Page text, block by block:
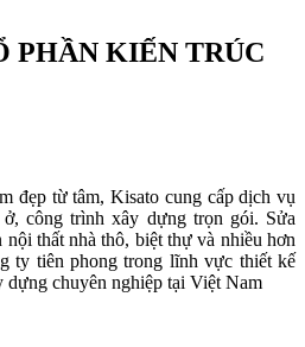
PHẦN KIẾN TRÚC
đẹp từ tâm, Kisato cung cấp dịch vụ
công trình xây dựng trọn gói. Sửa
nội thất nhà thô, biệt thự và nhiều hơn
ty tiên phong trong lĩnh vực thiết kế
dựng chuyên nghiệp tại Việt Nam